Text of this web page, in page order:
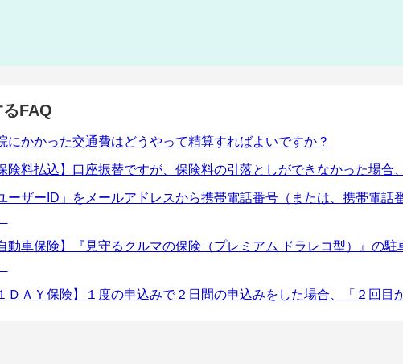
るFAQ
にかかった交通費はどうやって精算すればよいですか？
険料払込】口座振替ですが、保険料の引落としができなかった場合
ーザーID」をメールアドレスから携帯電話番号（または、携帯電
動車保険】『見守るクルマの保険（プレミアム ドラレコ型）』の
ＤＡＹ保険】１度の申込みで２日間の申込みをした場合、「２回目